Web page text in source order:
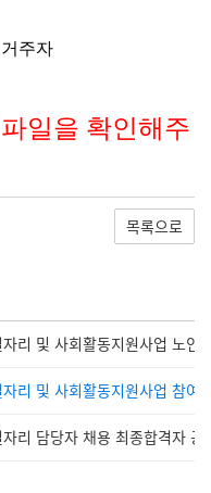
주자
일을 확인해주
목록으로
리 및 사회활동지원사업 노인
리 및 사회활동지원사업 참여
리 담당자 채용 최종합격자 공